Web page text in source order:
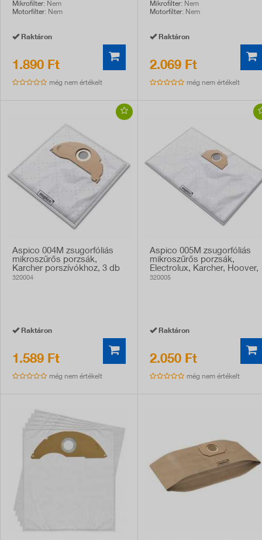
Mikrofilter: Nem
Motorfilter: Nem
Raktáron
1.890 Ft
még nem értékelt
Mikrofilter: Nem
Motorfilter: Nem
Raktáron
2.069 Ft
még nem értékelt
Aspico 004M zsugorfóliás
mikroszűrős porzsák,
Karcher porszívókhoz, 3 db
320004
Raktáron
1.589 Ft
még nem értékelt
Aspico 005M zsugorfóliás
mikroszűrős porzsák,
Electrolux, Karcher, Hoover,
Philips porszívókhoz, 3 db
320005
Raktáron
2.050 Ft
még nem értékelt